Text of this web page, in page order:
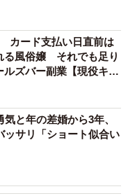
家には戻れないかも
れて安全な場所へ避
に捕まえようとしま
しまって…。今行かな
——その思いで、泣
カード支払い日直前は
風俗嬢 それでも足り
ズバー副業【現役キャ
と年の差婚から3年、
ッサリ「ショート似合い